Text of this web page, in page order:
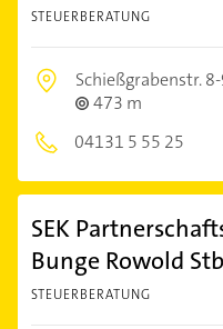
STEUERBERATUNG
Schießgrabenstr.
473 m
04131 5 55 25
SEK
Bunge Rowold
STEUERBERATUNG